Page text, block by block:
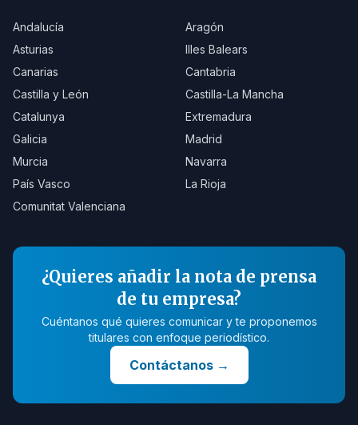
Andalucía
Aragón
Asturias
Illes Balears
Canarias
Cantabria
Castilla y León
Castilla-La Mancha
Catalunya
Extremadura
Galicia
Madrid
Murcia
Navarra
País Vasco
La Rioja
Comunitat Valenciana
¿Quieres añadir la nota de prensa
de tu empresa?
Cuéntanos qué quieres comunicar y te proponemos
titulares con enfoque periodístico.
Contáctanos→